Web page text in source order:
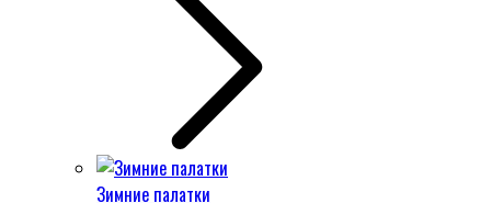
Зимние палатки